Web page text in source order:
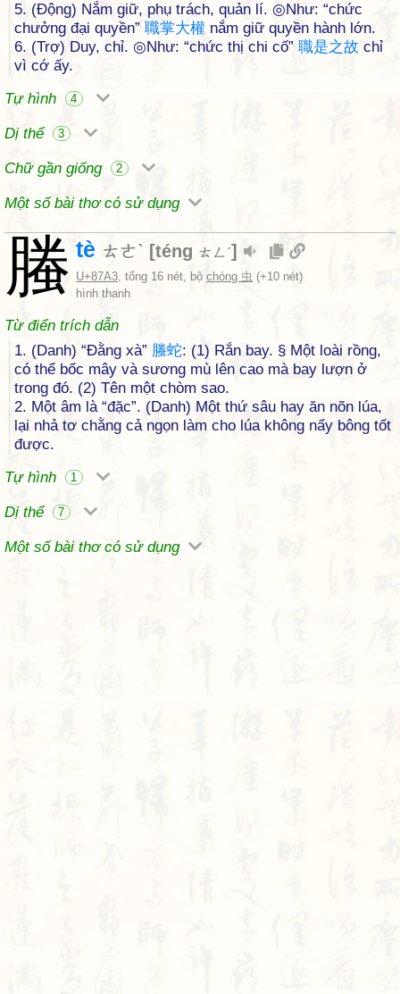
5. (Động) Nắm giữ, phụ trách, quản lí. ◎Như: “chức
chưởng đại quyền” 職掌大權 nắm giữ quyền hành lớn.
6. (Trợ) Duy, chỉ. ◎Như: “chức thị chi cố” 職是之故 chỉ
vì cớ ấy.
Tự hình
4
Dị thể 3
Chữ gần giống 2
Một số bài thơ có sử dụng
螣 tè ㄊㄜˋ [téng ㄊㄥˊ]
U+87A3, tổng 16 nét, bộ chóng 虫 (+10 nét)
hình thanh
Từ điển trích dẫn
1. (Danh) “Đằng xà” 螣蛇: (1) Rắn bay. § Một loài rồng,
có thể bốc mây và sương mù lên cao mà bay lượn ở
trong đó. (2) Tên một chòm sao.
2. Một âm là “đặc”. (Danh) Một thứ sâu hay ăn nõn lúa,
lại nhả tơ chằng cả ngọn làm cho lúa không nẩy bông tốt
được.
Tự hình
1
Dị thể 7
Một số bài thơ có sử dụng